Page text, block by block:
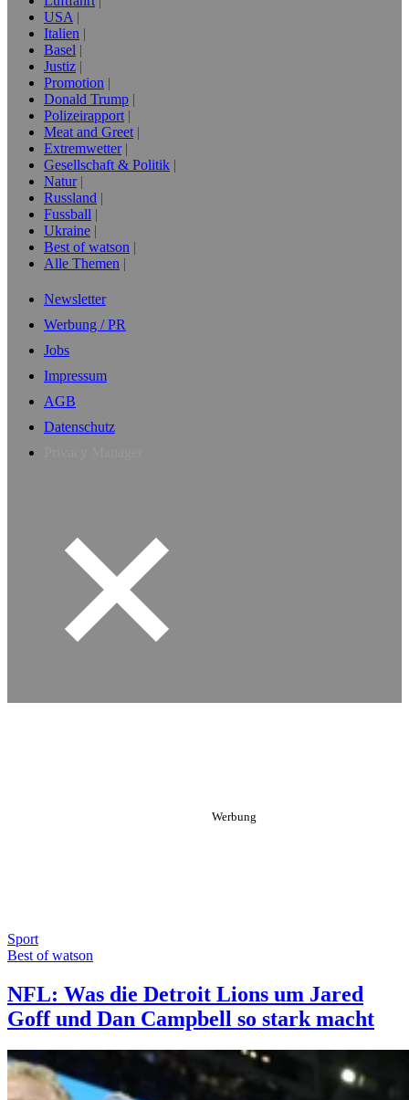
USA
Italien
Basel
Justiz
Promotion
Donald Trump
Polizeirapport
Meat and Greet
Extremwetter
Gesellschaft & Politik
Natur
Russland
Fussball
Ukraine
Best of watson
Alle Themen
Newsletter
Werbung / PR
Jobs
Impressum
AGB
Datenschutz
Sport
Best of watson
NFL: Was die Detroit Lions um Jared
Goff und Dan Campbell so stark macht